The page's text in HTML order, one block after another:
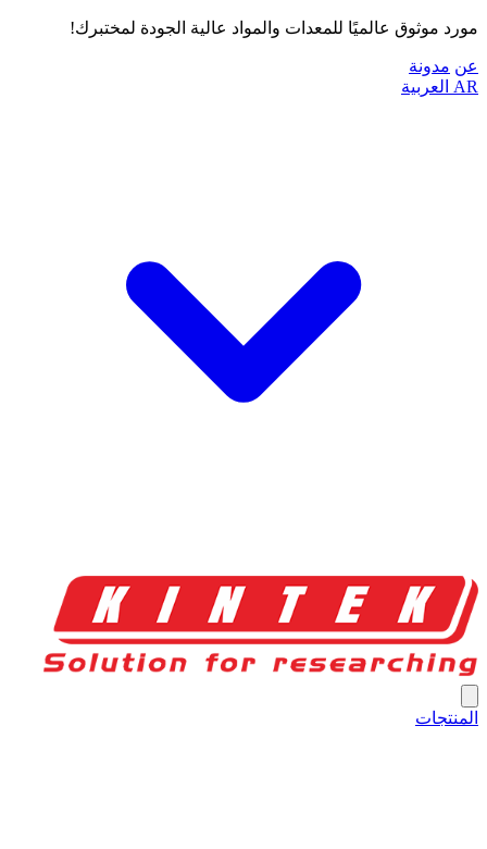
مورد موثوق عالميًا للمعدات والمواد عالية الجودة لمختبرك!
عن مدونة
AR العربية
المنتجات